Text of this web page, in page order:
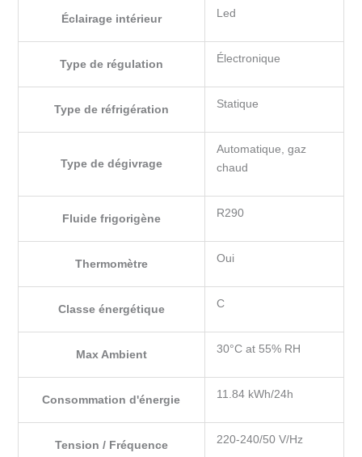
Éclairage intérieur Led
Type de régulation Électronique
Type de réfrigération Statique
Type de dégivrage
Automatique, gaz
chaud
Fluide frigorigène R290
Thermomètre Oui
Classe énergétique C
Max Ambient 30°C at 55% RH
Consommation d'énergie 11.84 kWh/24h
Tension / Fréquence 220-240/50 V/Hz